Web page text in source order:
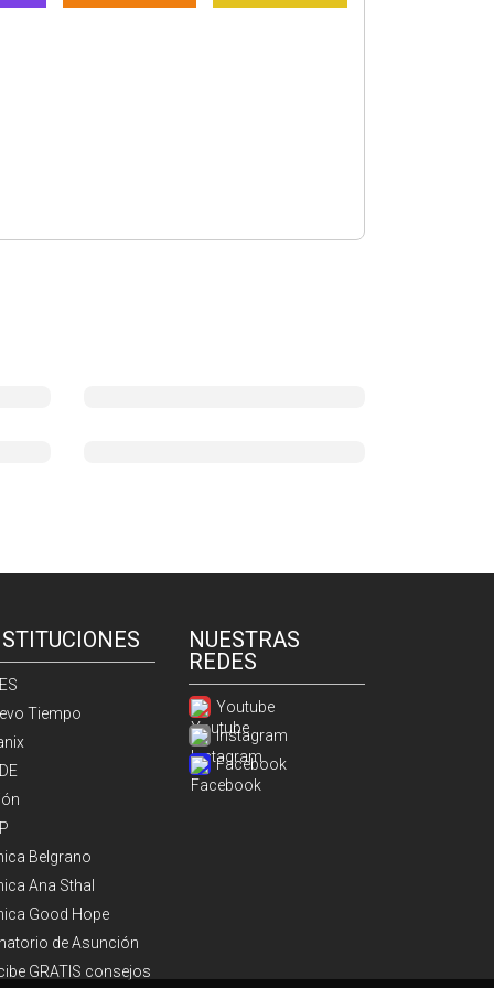
Tiempo
Belgrano
Ana Sthal
Good Hope
de Asunción
GRATIS consejos
NUESTRAS
REDES
Youtube
Instagram
Facebook